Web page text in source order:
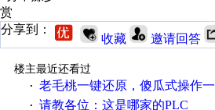
赏
分享到：
收藏 邀请回答
楼主最近还看过
· 老毛桃一键还原，傻瓜式操作一键轻松备份还原；程序为向导式安装，一键即可实现自动备份或还原系统。
· 请教各位：这是哪家的PLC